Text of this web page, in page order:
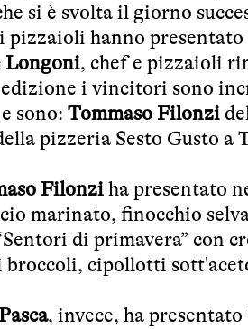
si è svolta il giorno
pizzaioli hanno
Longoni, chef e pizzaioli
edizione i vincitori sono
sono: Tommaso Filonzi
pizzeria Sesto Gusto a
Filonziha presentato
marinato, finocchio
di primavera” con
broccoli, cipollotti
, invece, ha